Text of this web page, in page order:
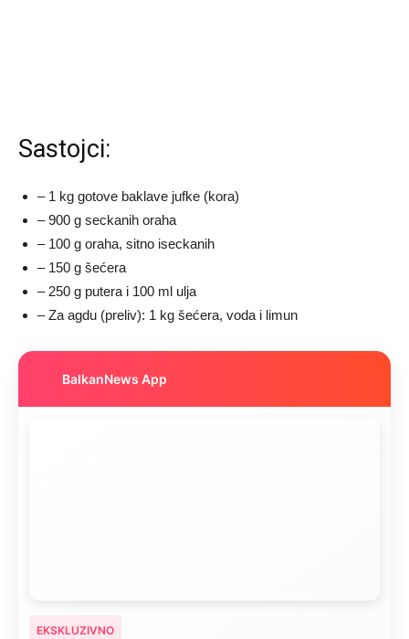
Sastojci:
– 1 kg gotove baklave jufke (kora)
– 900 g seckanih oraha
– 100 g oraha, sitno iseckanih
– 150 g šećera
– 250 g putera i 100 ml ulja
– Za agdu (preliv): 1 kg šećera, voda i limun
BalkanNews App
EKSKLUZIVNO